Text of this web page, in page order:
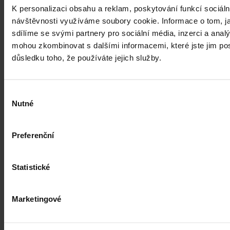
K personalizaci obsahu a reklam, poskytování funkcí
návštěvnosti využíváme soubory cookie. Informace o tom,
sdílíme se svými partnery pro sociální média, inzerci a
mohou zkombinovat s dalšími informacemi, které jste jim
důsledku toho, že používáte jejich služby.
souhlasu
Nutné
Preferenční
Statistické
Marketingové
ke zmenšení rozdílu ve mzdách mužů a žen, však nabrala v České
republice zpoždění.
Ivona Tajšlová • 4. srpna 2026, 07:18